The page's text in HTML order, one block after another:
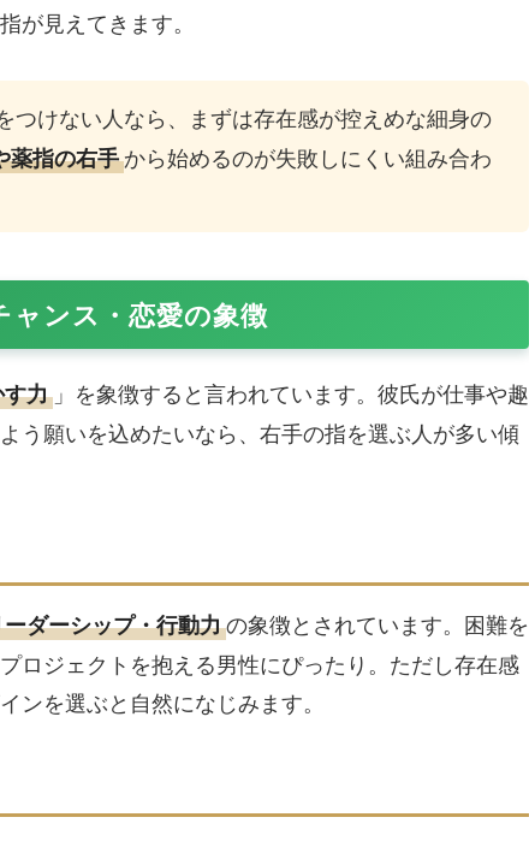
が見えてきます。
つけない人なら、まずは存在感が控えめな細身の
薬指の右手から始めるのが失敗しにくい組み合わ
ャンス・恋愛の象徴
力 」を象徴すると言われています。彼氏が仕事や趣
う願いを込めたいなら、右手の指を選ぶ人が多い傾
ダーシップ・行動力の象徴とされています。困難を
ロジェクトを抱える男性にぴったり。ただし存在感
ンを選ぶと自然になじみます。